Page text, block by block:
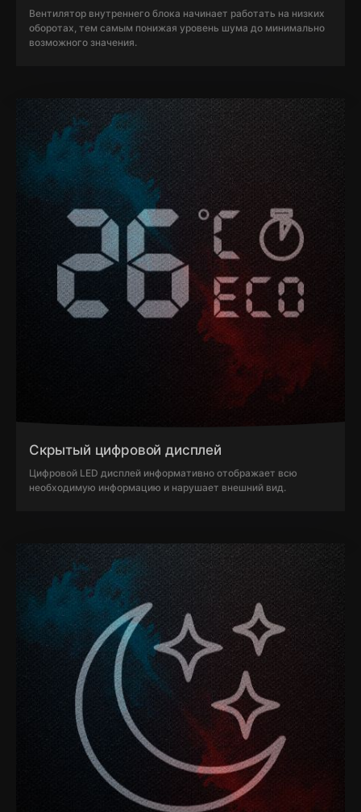
Вентилятор внутреннего блока начинает работать на низких
оборотах, тем самым понижая уровень шума до минимально
возможного значения.
Скрытый цифровой дисплей
Цифровой LED дисплей информативно отображает всю
необходимую информацию и нарушает внешний вид.